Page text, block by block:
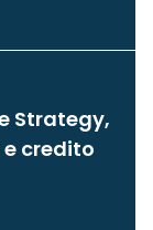
Strategy,
e credito